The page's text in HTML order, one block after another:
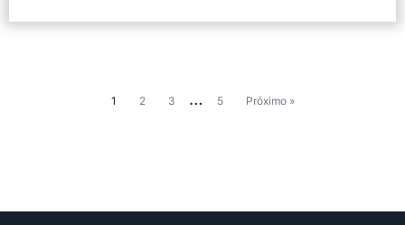
1 2 3 … 5 Próximo »